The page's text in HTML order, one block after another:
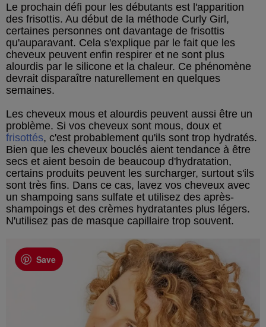
Le prochain défi pour les débutants est l'apparition
des frisottis. Au début de la méthode Curly Girl,
certaines personnes ont davantage de frisottis
qu'auparavant. Cela s'explique par le fait que les
cheveux peuvent enfin respirer et ne sont plus
alourdis par le silicone et la chaleur. Ce phénomène
devrait disparaître naturellement en quelques
semaines.
Les cheveux mous et alourdis peuvent aussi être un
problème. Si vos cheveux sont mous, doux et
frisottés, c'est probablement qu'ils sont trop hydratés.
Bien que les cheveux bouclés aient tendance à être
secs et aient besoin de beaucoup d'hydratation,
certains produits peuvent les surcharger, surtout s'ils
sont très fins. Dans ce cas, lavez vos cheveux avec
un shampoing sans sulfate et utilisez des après-
shampoings et des crèmes hydratantes plus légers.
N'utilisez pas de masque capillaire trop souvent.
Save